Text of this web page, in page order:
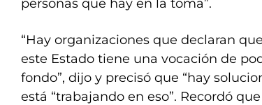
personas que hay en la toma”.
“Hay organizaciones que declaran
este Estado tiene una vocación de
fondo”, dijo y precisó que “hay
está “trabajando en eso”. Recordó